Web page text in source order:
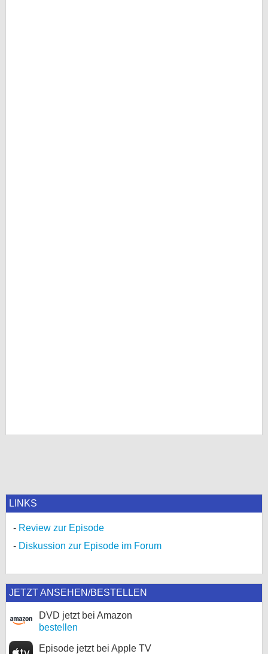
LINKS
Review zur Episode
Diskussion zur Episode im Forum
JETZT ANSEHEN/BESTELLEN
DVD jetzt bei Amazon
bestellen
Episode jetzt bei Apple TV